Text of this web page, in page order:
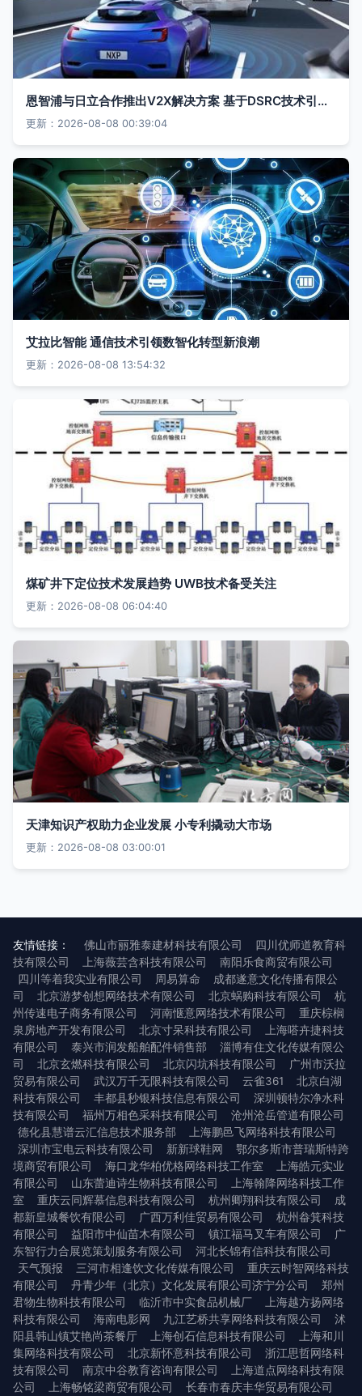
恩智浦与日立合作推出V2X解决方案 基于DSRC技术引领日本智慧交通新纪元
更新：2026-08-08 00:39:04
艾拉比智能 通信技术引领数智化转型新浪潮
更新：2026-08-08 13:54:32
煤矿井下定位技术发展趋势 UWB技术备受关注
更新：2026-08-08 06:04:40
天津知识产权助力企业发展 小专利撬动大市场
更新：2026-08-08 03:00:01
友情链接： 佛山市丽雅泰建材科技有限公司
四川优师道教育科
技有限公司
上海薇芸含科技有限公司
南阳乐食商贸有限公司
四川等着我实业有限公司
周易算命
成都遂意文化传播有限公
司
北京游梦创想网络技术有限公司 北京蜗购科技有限公司
杭
州传速电子商务有限公司
河南惬意网络技术有限公司
重庆棕榈
泉房地产开发有限公司
北京寸呆科技有限公司
上海嗒卉捷科技
有限公司
泰兴市润发船舶配件销售部
淄博有住文化传媒有限公
司
北京玄燃科技有限公司 北京闪坑科技有限公司
广州市沃拉
贸易有限公司
武汉万千无限科技有限公司 云雀361
北京白湖
科技有限公司
丰都县秒银科技信息有限公司
深圳顿特尔净水科
技有限公司
福州万相色采科技有限公司
沧州沧岳管道有限公司
德化县慧谱云汇信息技术服务部
上海鹏邑飞网络科技有限公司
深圳市宝电云科技有限公司
新新球鞋网
鄂尔多斯市普瑞斯特跨
境商贸有限公司
海口龙华柏优格网络科技工作室
上海皓元实业
有限公司
山东蕾迪诗生物科技有限公司
上海翰降网络科技工作
室
重庆云同辉慕信息科技有限公司 杭州卿翔科技有限公司
成
都新皇城餐饮有限公司
广西万利佳贸易有限公司
杭州畚箕科技
有限公司
益阳市中仙苗木有限公司 镇江福马叉车有限公司
广
东智行力合展览策划服务有限公司
河北长锦有信科技有限公司
天气预报
三河市相逢饮文化传媒有限公司
重庆云时智网络科技
有限公司
丹青少年（北京）文化发展有限公司济宁分公司
郑州
君物生物科技有限公司
临沂市中实食品机械厂
上海越方扬网络
科技有限公司
海南电影网 九江艺桥共享网络科技有限公司
沭
阳县韩山镇艾艳尚茶餐厅
上海创石信息科技有限公司
上海和川
集网络科技有限公司
北京新怀意科技有限公司
浙江思哲网络科
技有限公司
南京中谷教育咨询有限公司
上海道点网络科技有限
公司
上海畅铭梁商贸有限公司 长春市春庆丰华贸易有限公司